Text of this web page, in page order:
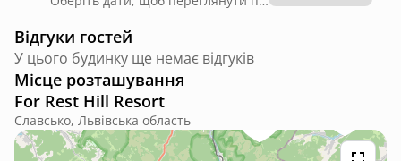
Відгуки гостей
У цього будинку ще немає відгуків
Місце розташування
For Rest Hill Resort
Славсько, Львівська область